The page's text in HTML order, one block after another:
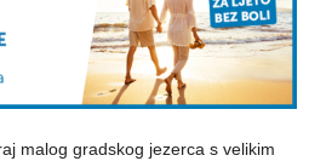
malog gradskog jezerca s velikim